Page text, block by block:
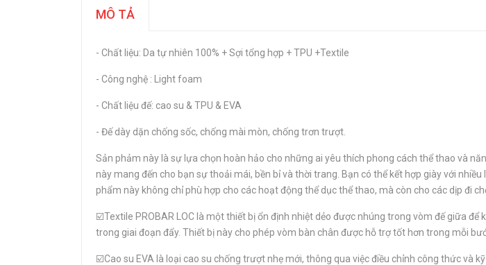
MÔ TẢ
- Chất liệu: Da tự nhiên 100% + Sợi tổng hợp + TPU +Textile
- Công nghệ : Light foam
- Chất liệu đế: cao su & TPU & EVA
- Đế dày dặn chống sốc, chống mài mòn, chống trơn trượt.
Sản phảm này là sự lựa chọn hoàn hảo cho những ai yêu thích phong cách thể thao và
này mang đến cho bạn sự thoải mái, bền bỉ và thời trang. Bạn có thể kết hợp giày với
phẩm này không chỉ phù hợp cho các hoạt động thể dục thể thao, mà còn cho các dịp đi
☑️Textile PROBAR LOC là một thiết bị ổn định nhiệt dẻo được nhúng trong vòm đế giữa
trong giai đoạn đẩy. Thiết bị này cho phép vòm bàn chân được hỗ trợ tốt hơn trong mỗi
☑️Cao su EVA là loại cao su chống trượt nhẹ mới, thông qua việc điều chỉnh công thức